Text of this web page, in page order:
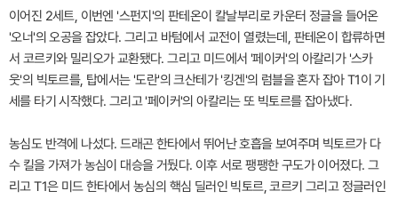
이어진 2세트, 이번엔 '스펀지'의 판테온이 칼날부리로 카운터 정글을 들어온
'오너'의 오공을 잡았다. 그리고 바텀에서 교전이 열렸는데, 판테온이 합류하면
서 코르키와 밀리오가 교환됐다. 그리고 미드에서 '페이커'의 아칼리가 '스카
웃'의 빅토르를, 탑에서는 '도란'의 크산테가 '킹겐'의 럼블을 혼자 잡아 T1이 기
세를 타기 시작했다. 그리고 '페이커'의 아칼리는 또 빅토르를 잡아냈다.
농심도 반격에 나섰다. 드래곤 한타에서 뛰어난 호흡을 보여주며 빅토르가 다
수 킬을 가져가 농심이 대승을 거뒀다. 이후 서로 팽팽한 구도가 이어졌다. 그
리고 T1은 미드 한타에서 농심의 핵심 딜러인 빅토르, 코르키 그리고 정글러인